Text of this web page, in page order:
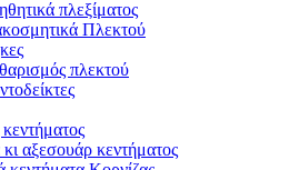
πλεξίματος
Πλεκτού
πλεκτού
κι αξεσουάρ κεντήματος